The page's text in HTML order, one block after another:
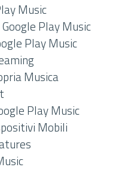
Music
Play Music
Play Music
Musica
Play Music
Mobili